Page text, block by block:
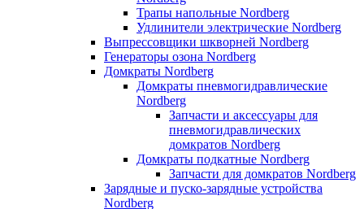
Трапы напольные Nordberg
Удлинители электрические Nordberg
Выпрессовщики шкворней Nordberg
Генераторы озона Nordberg
Домкраты Nordberg
Домкраты пневмогидравлические
Nordberg
Запчасти и аксессуары для
пневмогидравлических
домкратов Nordberg
Домкраты подкатные Nordberg
Запчасти для домкратов Nordberg
Зарядные и пуско-зарядные устройства
Nordberg